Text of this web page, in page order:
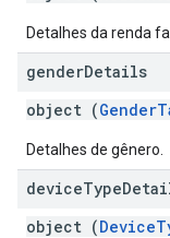
Detalhes da renda
genderDetails
object (
Detalhes de gênero.
deviceType
object (